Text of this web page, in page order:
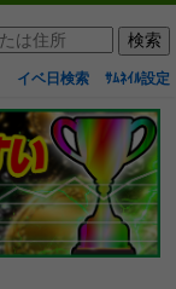
イベ日検索 ｻﾑﾈｲﾙ設定